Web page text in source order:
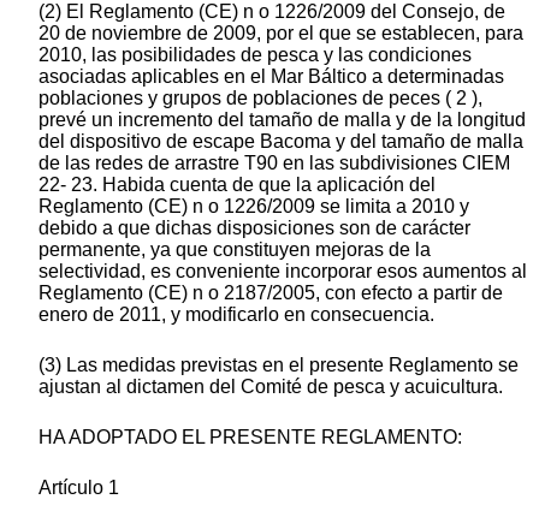
(2) El Reglamento (CE) n o 1226/2009 del Consejo, de
20 de noviembre de 2009, por el que se establecen, para
2010, las posibilidades de pesca y las condiciones
asociadas aplicables en el Mar Báltico a determinadas
poblaciones y grupos de poblaciones de peces ( 2 ),
prevé un incremento del tamaño de malla y de la longitud
del dispositivo de escape Bacoma y del tamaño de malla
de las redes de arrastre T90 en las subdivisiones CIEM
22- 23. Habida cuenta de que la aplicación del
Reglamento (CE) n o 1226/2009 se limita a 2010 y
debido a que dichas disposiciones son de carácter
permanente, ya que constituyen mejoras de la
selectividad, es conveniente incorporar esos aumentos al
Reglamento (CE) n o 2187/2005, con efecto a partir de
enero de 2011, y modificarlo en consecuencia.
(3) Las medidas previstas en el presente Reglamento se
ajustan al dictamen del Comité de pesca y acuicultura.
HA ADOPTADO EL PRESENTE REGLAMENTO:
Artículo 1